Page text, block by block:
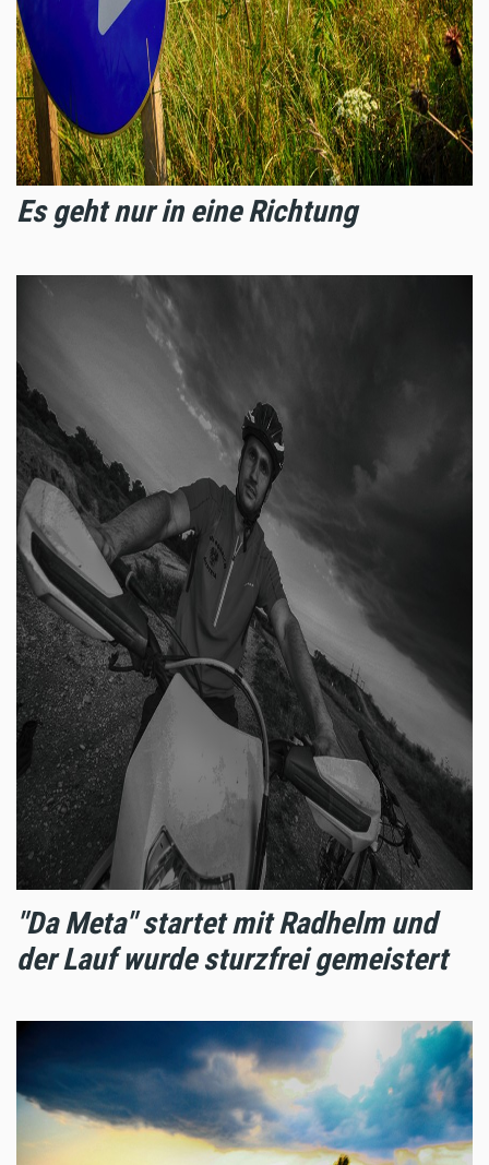
Es geht nur in eine Richtung
"Da Meta" startet mit Radhelm und
der Lauf wurde sturzfrei gemeistert